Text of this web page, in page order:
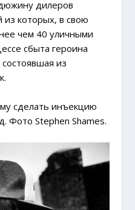
дилеров
из которых, в свою
чем 40 уличными
сбыта героина
из
сделать инъекцию
Фото Stephen Shames.